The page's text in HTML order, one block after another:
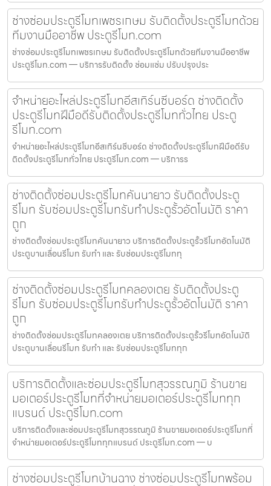
ช่างซ่อมประตูรีโมทเพชรเกษม รับติดตั้งประตูรีโมทด้วย
ทีมงานมืออาชีพ ประตูรีโมท.com
ช่างซ่อมประตูรีโมทเพชรเกษม รับติดตั้งประตูรีโมทด้วยทีมงานมืออาชีพ
ประตูรีโมท.com — บริการรับติดตั้ง ซ่อมแซ่ม ปรับปรุงประ
จำหน่ายอะไหล่ประตูรีโมทอีสเทิร์นซีบอร์ด ช่างติดตั้ง
ประตูรีโมทฝีมือดีรับติดตั้งประตูรีโมททั่วไทย ประตู
รีโมท.com
จำหน่ายอะไหล่ประตูรีโมทอีสเทิร์นซีบอร์ด ช่างติดตั้งประตูรีโมทฝีมือดีรับ
ติดตั้งประตูรีโมททั่วไทย ประตูรีโมท.com — บริการร
ช่างติดตั้งซ่อมประตูรีโมทคันนายาว รับติดตั้งประตู
รีโมท รับซ่อมประตูรีโมทรับทำประตูรั้วอัตโนมัติ ราคา
ถูก
ช่างติดตั้งซ่อมประตูรีโมทคันนายาว บริการติดตั้งประตูรั้วรีโมทอัตโนมัติ
ประตูบานเลื่อนรีโมท รับทำ และ รับซ่อมประตูรีโมททุ
ช่างติดตั้งซ่อมประตูรีโมทคลองเตย รับติดตั้งประตู
รีโมท รับซ่อมประตูรีโมทรับทำประตูรั้วอัตโนมัติ ราคา
ถูก
ช่างติดตั้งซ่อมประตูรีโมทคลองเตย บริการติดตั้งประตูรั้วรีโมทอัตโนมัติ
ประตูบานเลื่อนรีโมท รับทำ และ รับซ่อมประตูรีโมททุก
บริการติดตั้งและซ่อมประตูรีโมทสุวรรณภูมิ ร้านขาย
มอเตอร์ประตูรีโมทที่จำหน่ายมอเตอร์ประตูรีโมททุก
แบรนด์ ประตูรีโมท.com
บริการติดตั้งและซ่อมประตูรีโมทสุวรรณภูมิ ร้านขายมอเตอร์ประตูรีโมทที่
จำหน่ายมอเตอร์ประตูรีโมททุกแบรนด์ ประตูรีโมท.com — บ
ช่างซ่อมประตูรีโมทบ้านฉาง ช่างซ่อมประตูรีโมทพร้อม